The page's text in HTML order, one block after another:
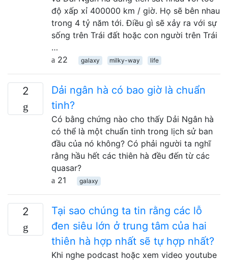
độ xấp xỉ 400000 km / giờ. Họ sẽ bên nhau
trong 4 tỷ năm tới. Điều gì sẽ xảy ra với sự
sống trên Trái đất hoặc con người trên Trái
…
22
galaxy milky-way life
2
Dải ngân hà có bao giờ là chuẩn
tinh?
Có bằng chứng nào cho thấy Dải Ngân hà
có thể là một chuẩn tinh trong lịch sử ban
đầu của nó không? Có phải người ta nghĩ
rằng hầu hết các thiên hà đều đến từ các
quasar?
21
galaxy
2
Tại sao chúng ta tin rằng các lỗ
đen siêu lớn ở trung tâm của hai
thiên hà hợp nhất sẽ tự hợp nhất?
Khi nghe podcast hoặc xem video youtube